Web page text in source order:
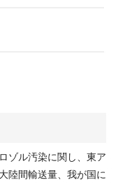
ゾル汚染に関し、東ア
陸間輸送量、我が国に